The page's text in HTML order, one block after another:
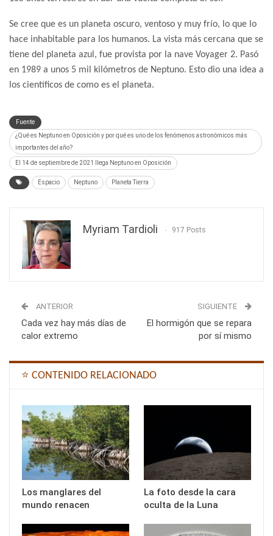
Se cree que es un planeta oscuro, ventoso y muy frío, lo que lo
hace inhabitable para los humanos. La vista más cercana que se
tiene del planeta azul, fue provista por la nave Voyager 2. Pasó
en 1989 a unos 5 mil kilómetros de Neptuno. Esto dio una idea a
los científicos de como es el planeta.
Fuente
¿Qué es Neptuno en Oposición y por qué es uno de los fenómenos astronómicos más
importantes del año?
El 14 de septiembre de 2021 llega Neptuno en Oposición
Espacio Neptuno Planeta Tierra
Myriam Tardioli 917 Posts
ANTERIOR
Cada vez hay más días de
calor extremo
SIGUIENTE
El hormigón que se repara
por sí mismo
⭐ CONTENIDO RELACIONADO
Los manglares del
mundo renacen
La foto desde la cara
oculta de la Luna